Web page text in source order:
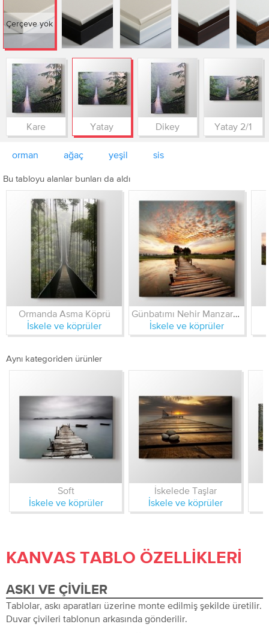
Çerçeve yok
Kare Yatay Dikey Yatay 2/1
orman ağaç yeşil sis
Bu tabloyu alanlar bunları da aldı
Ormanda Asma Köprü
İskele ve köprüler
İskele ve köprüler
Aynı kategoriden ürünler
Soft
İskele ve köprüler
İskelede Taşlar
İskele ve köprüler
KANVAS TABLO ÖZELLIKLERI
ASKI VE ÇIVILER
Tablolar, askı aparatları üzerine monte edilmiş şekilde üretilir.
Duvar çivileri tablonun arkasında gönderilir.